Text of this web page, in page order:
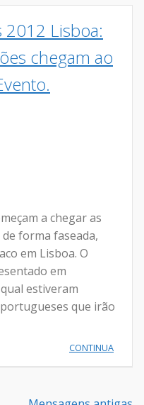
2012 Lisboa:
chegam ao
a chegar as
forma faseada,
em Lisboa. O
em
estiveram
que irão
CONTINUA